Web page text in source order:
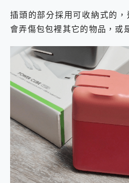
插頭的部分採用可收納式的
會弄傷包包裡其它的物品，或